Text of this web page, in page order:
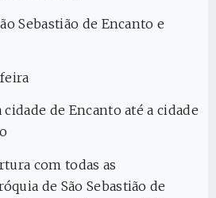
Sebastião de Encanto e
cidade de Encanto até a cidade
com todas as
de São Sebastião de